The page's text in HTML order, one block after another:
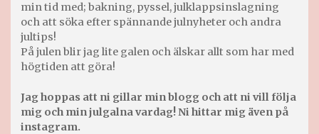
min tid med; bakning, pyssel, julklappsinslagning
och att söka efter spännande julnyheter och andra
jultips!
På julen blir jag lite galen och älskar allt som har med
högtiden att göra!
Jag hoppas att ni gillar min blogg och att ni vill följa
mig och min julgalna vardag! Ni hittar mig även på
instagram.